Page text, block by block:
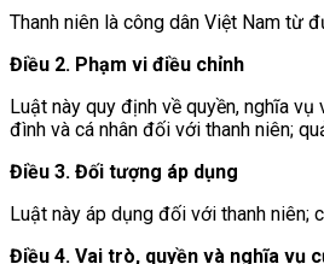
Thanh niên là công dân Việt Nam từ
Điều 2. Phạm vi điều chỉnh
Luật này quy định về quyền, nghĩa
đình và cá nhân đối với thanh niên;
Điều 3. Đối tượng áp dụng
Luật này áp dụng đối với thanh niên;
Điều 4. Vai trò, quyền và nghĩa vụ